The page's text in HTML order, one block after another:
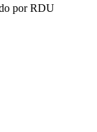
por RDU